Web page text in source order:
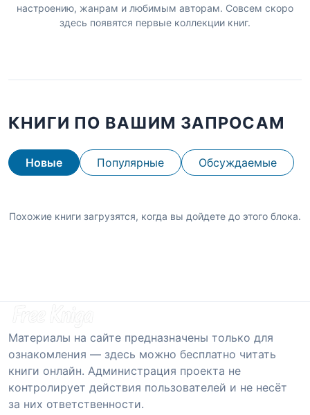
настроению, жанрам и любимым авторам. Совсем скоро
здесь появятся первые коллекции книг.
КНИГИ ПО ВАШИМ ЗАПРОСАМ
Новые Популярные Обсуждаемые
Похожие книги загрузятся, когда вы дойдете до этого блока.
Материалы на сайте предназначены только для
ознакомления — здесь можно бесплатно читать
книги онлайн. Администрация проекта не
контролирует действия пользователей и не несёт
за них ответственности.